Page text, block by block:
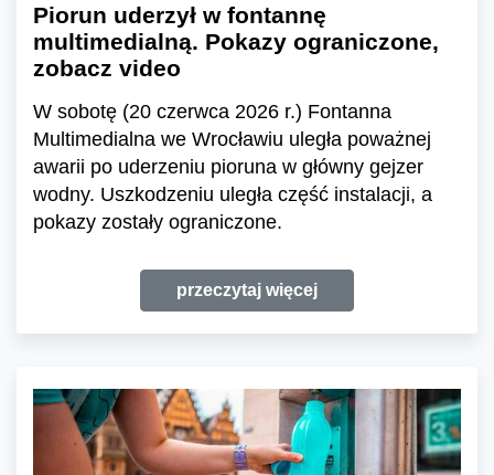
Piorun uderzył w fontannę
multimedialną. Pokazy ograniczone,
zobacz video
W sobotę (20 czerwca 2026 r.) Fontanna
Multimedialna we Wrocławiu uległa poważnej
awarii po uderzeniu pioruna w główny gejzer
wodny. Uszkodzeniu uległa część instalacji, a
pokazy zostały ograniczone.
przeczytaj więcej